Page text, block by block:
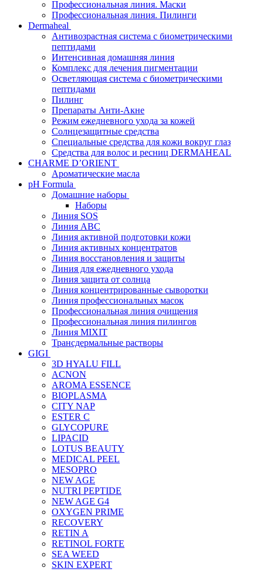
Профессиональная линия. Маски
Профессиональная линия. Пилинги
Dermaheal
Антивозрастная система с биометрическими
пептидами
Интенсивная домашняя линия
Комплекс для лечения пигментации
Осветляющая система с биометрическими
пептидами
Пилинг
Препараты Анти-Акне
Режим ежедневного ухода за кожей
Солнцезащитные средства
Специальные средства для кожи вокруг глаз
Средства для волос и ресниц DERMAHEAL
CHARME D’ORIENT
Ароматические масла
pH Formula
Домашние наборы
Наборы
Линия SOS
Линия АВС
Линия активной подготовки кожи
Линия активных концентратов
Линия восстановления и защиты
Линия для ежедневного ухода
Линия защита от солнца
Линия концентрированные сыворотки
Линия профессиональных масок
Профессиональная линия очищения
Профессиональная линия пилингов
Линия MIXIT
Трансдермальные растворы
GIGI
3D HYALU FILL
ACNON
AROMA ESSENCE
BIOPLASMA
CITY NAP
ESTER C
GLYCOPURE
LIPACID
LOTUS BEAUTY
MEDICAL PEEL
MESOPRO
NEW AGE
NUTRI PEPTIDE
NEW AGE G4
OXYGEN PRIME
RECOVERY
RETIN A
RETINOL FORTE
SEA WEED
SKIN EXPERT